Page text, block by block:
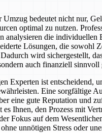
bedeutet nicht nur,
optimal zu nutzen.
analysieren die individuellen
Lösungen, die sowohl
wird sichergestellt,
auch finanziell sinnvoll
Experten ist entscheidend,
Eine sorgfältige
eine gute Reputation und
Ihnen, den Prozess mit
Fokus auf dem
unnötigen Stress oder